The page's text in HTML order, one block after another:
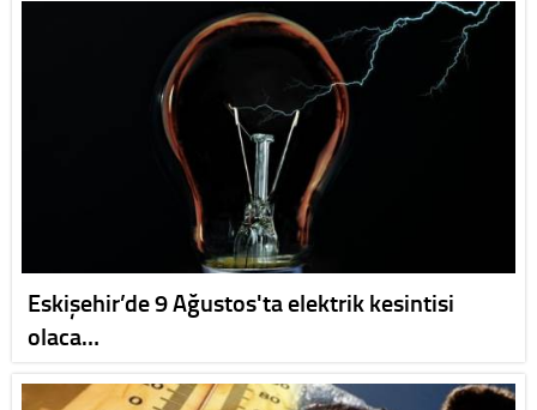
Eskişehir’de 9 Ağustos'ta elektrik kesintisi
olaca…